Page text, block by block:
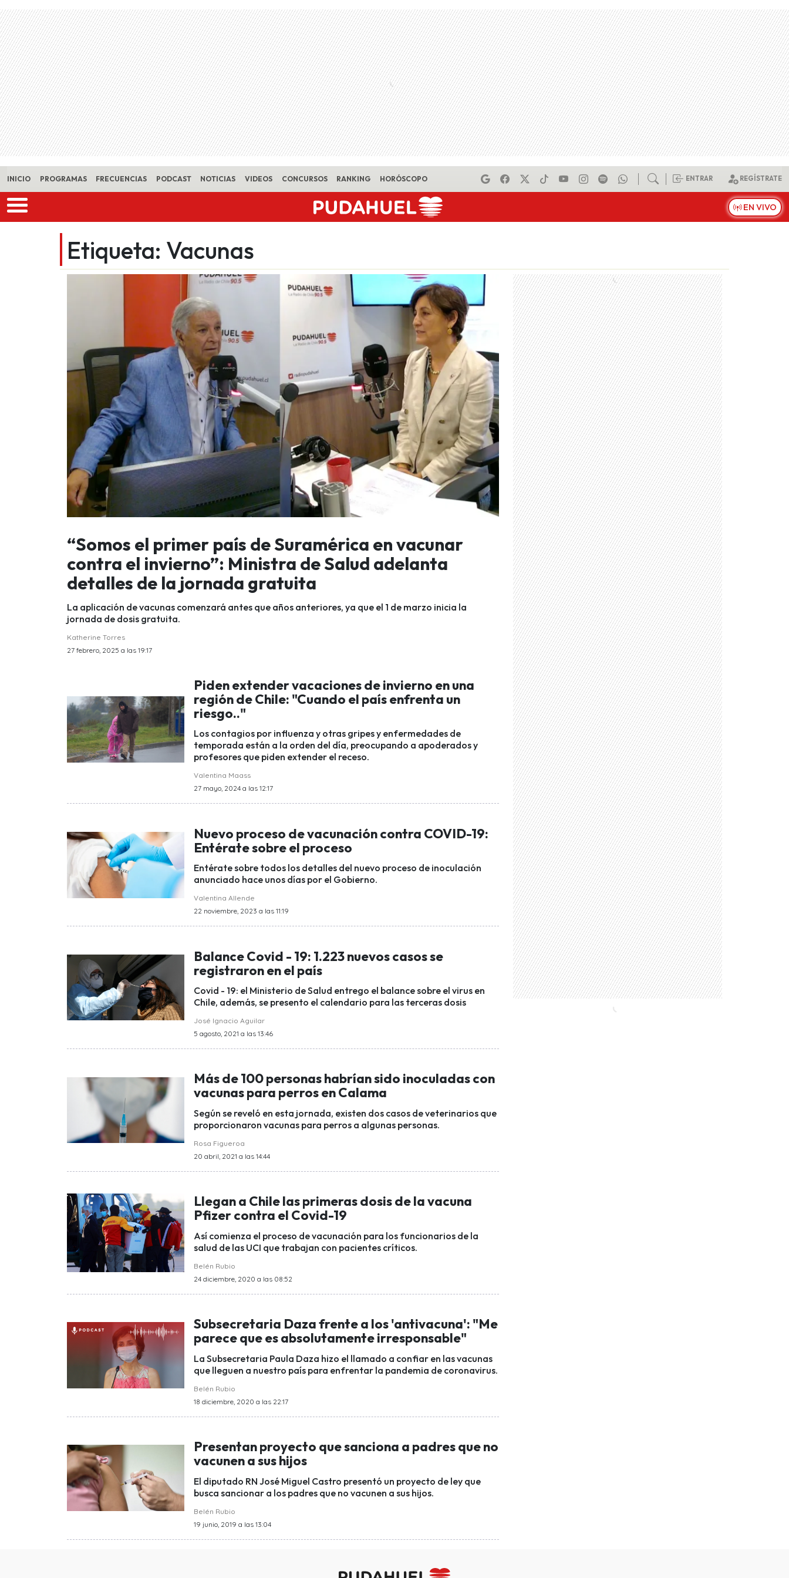
Skip to main content
INICIO PROGRAMAS FRECUENCIAS PODCAST NOTICIAS VIDEOS CONCURSOS RANKING HORÓSCOPO ENTRAR REGÍSTRATE
EN VIVO
Etiqueta: Vacunas
“Somos el primer país de Suramérica en vacunar
contra el invierno”: Ministra de Salud adelanta
detalles de la jornada gratuita
La aplicación de vacunas comenzará antes que años anteriores, ya que el 1 de marzo inicia la
jornada de dosis gratuita.
Katherine Torres
27 febrero, 2025 a las 19:17
Piden extender vacaciones de invierno en una
región de Chile: "Cuando el país enfrenta un
riesgo.."
Los contagios por influenza y otras gripes y enfermedades de
temporada están a la orden del día, preocupando a apoderados y
profesores que piden extender el receso.
Valentina Maass
27 mayo, 2024 a las 12:17
Nuevo proceso de vacunación contra COVID-19:
Entérate sobre el proceso
Entérate sobre todos los detalles del nuevo proceso de inoculación
anunciado hace unos días por el Gobierno.
Valentina Allende
22 noviembre, 2023 a las 11:19
Balance Covid - 19: 1.223 nuevos casos se
registraron en el país
Covid - 19: el Ministerio de Salud entrego el balance sobre el virus en
Chile, además, se presento el calendario para las terceras dosis
José Ignacio Aguilar
5 agosto, 2021 a las 13:46
Más de 100 personas habrían sido inoculadas con
vacunas para perros en Calama
Según se reveló en esta jornada, existen dos casos de veterinarios que
proporcionaron vacunas para perros a algunas personas.
Rosa Figueroa
20 abril, 2021 a las 14:44
Llegan a Chile las primeras dosis de la vacuna
Pfizer contra el Covid-19
Así comienza el proceso de vacunación para los funcionarios de la
salud de las UCI que trabajan con pacientes críticos.
Belén Rubio
24 diciembre, 2020 a las 08:52
Subsecretaria Daza frente a los 'antivacuna': "Me
parece que es absolutamente irresponsable"
La Subsecretaria Paula Daza hizo el llamado a confiar en las vacunas
que lleguen a nuestro país para enfrentar la pandemia de coronavirus.
Belén Rubio
18 diciembre, 2020 a las 22:17
Presentan proyecto que sanciona a padres que no
vacunen a sus hijos
El diputado RN José Miguel Castro presentó un proyecto de ley que
busca sancionar a los padres que no vacunen a sus hijos.
Belén Rubio
19 junio, 2019 a las 13:04